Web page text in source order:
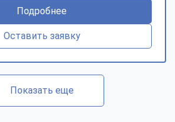
Подробнее
Оставить заявку
Показать еще